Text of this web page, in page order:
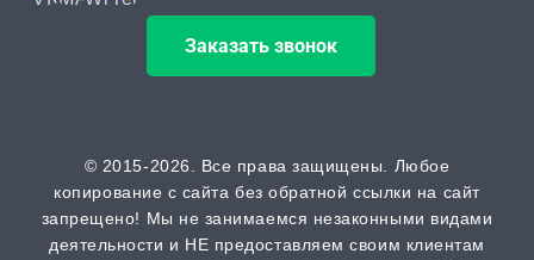
Заказать звонок
© 2015-2026. Все права защищены. Любое
копирование с сайта без обратной ссылки на сайт
запрещено! Мы не занимаемся незаконными видами
деятельности и НЕ предоставляем своим клиентам